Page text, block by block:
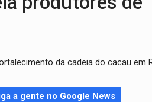
um em estado grave na BR
sexta-feira (7)
municipal em Porto Velho
da cadeia do cacau em
a gente no Google News